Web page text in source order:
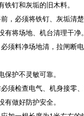
铁钉和灰垢的旧木料。
，必须将铁钉、灰垢清楚
有将场地、机台清理干净。
须料净场地清，拉闸断电
保护不灵敏可靠。
须检查电气、机身接零
有做好防护安全。